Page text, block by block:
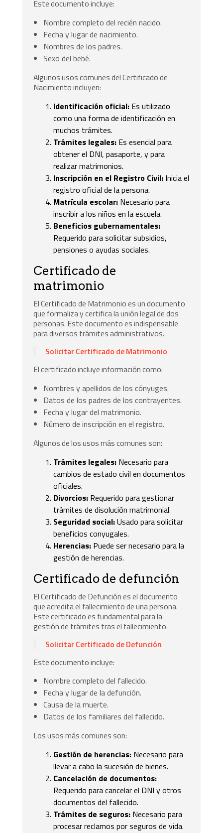
Este documento incluye:
Nombre completo del recién nacido.
Fecha y lugar de nacimiento.
Nombres de los padres.
Sexo del bebé.
Algunos usos comunes del Certificado de
Nacimiento incluyen:
Identificación oficial: Es utilizado
como una forma de identificación en
muchos trámites.
Trámites legales: Es esencial para
obtener el DNI, pasaporte, y para
realizar matrimonios.
Inscripción en el Registro Civil: Inicia el
registro oficial de la persona.
Matrícula escolar: Necesario para
inscribir a los niños en la escuela.
Beneficios gubernamentales:
Requerido para solicitar subsidios,
pensiones o ayudas sociales.
Certificado de
matrimonio
El Certificado de Matrimonio es un documento
que formaliza y certifica la unión legal de dos
personas. Este documento es indispensable
para diversos trámites administrativos.
Solicitar Certificado de Matrimonio
El certificado incluye información como:
Nombres y apellidos de los cónyuges.
Datos de los padres de los contrayentes.
Fecha y lugar del matrimonio.
Número de inscripción en el registro.
Algunos de los usos más comunes son:
Trámites legales: Necesario para
cambios de estado civil en documentos
oficiales.
Divorcios: Requerido para gestionar
trámites de disolución matrimonial.
Seguridad social:Usado para solicitar
beneficios conyugales.
Herencias: Puede ser necesario para la
gestión de herencias.
Certificado de defunción
El Certificado de Defunción es el documento
que acredita el fallecimiento de una persona.
Este certificado es fundamental para la
gestión de trámites tras el fallecimiento.
Solicitar Certificado de Defunción
Este documento incluye:
Nombre completo del fallecido.
Fecha y lugar de la defunción.
Causa de la muerte.
Datos de los familiares del fallecido.
Los usos más comunes son:
Gestión de herencias: Necesario para
llevar a cabo la sucesión de bienes.
Cancelación de documentos:
Requerido para cancelar el DNI y otros
documentos del fallecido.
Trámites de seguros: Necesario para
procesar reclamos por seguros de vida.